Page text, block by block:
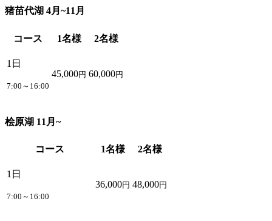
猪苗代湖 4月~11月
コース 1名様 2名様
1日
7:00～16:00
45,000円 60,000円
桧原湖 11月~
コース 1名様 2名様
1日
7:00～16:00
36,000円 48,000円